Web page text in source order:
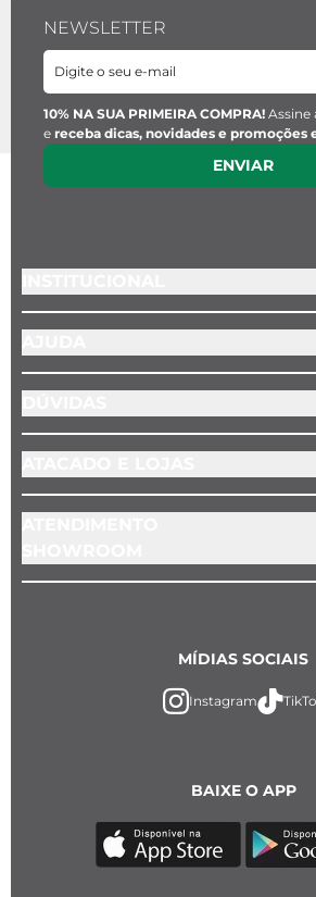
NEWSLETTER
10% NA SUA PRIMEIRA COMPRA! Assine
e receba dicas, novidades e promoções
ENVIAR
BAIXE O APP
MÍDIAS SOCIAIS
Instagram